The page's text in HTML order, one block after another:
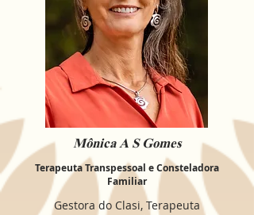
Mônica A S Gomes
Terapeuta Transpessoal e Consteladora
Familiar
Gestora do Clasi, Terapeuta